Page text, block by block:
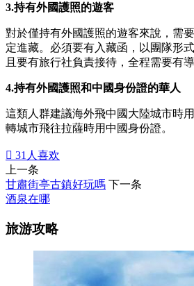
3.持有外國護照的遊客
對於僅持有外國護照的遊客來說，需
定進藏。必須要有入藏函，以團隊形
且要有旅行社負責接待，全程需要有
4.持有外國護照和中國身份證的華人
這類人群建議海外飛中國大陸城市時
轉城市飛往拉薩時用中國身份證。
 31 人喜欢
上一条
甘肅街亭古鎮好玩嗎 下一条
酒泉在哪
旅游攻略